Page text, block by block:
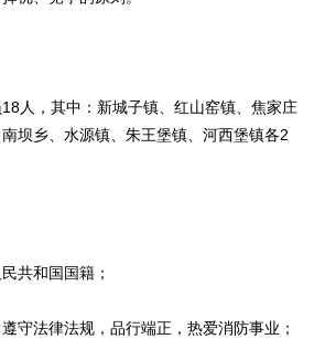
，其中：新城子镇、红山窑镇、焦家庄
坝乡、水源镇、朱王堡镇、河西堡镇各2
和国国籍；
法律法规，品行端正，热爱消防事业；